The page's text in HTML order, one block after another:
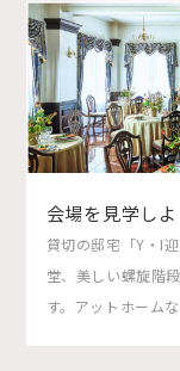
会場を見学し
貸切の邸宅「Y・I
堂、美しい螺旋階
す。アットホーム